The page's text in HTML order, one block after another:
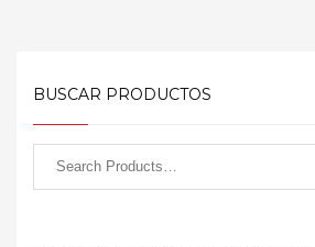
BUSCAR PRODUCTOS